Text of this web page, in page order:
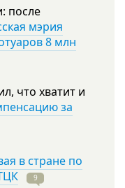
после
мэрия
8 млн
что хватит и
за
в стране по
9